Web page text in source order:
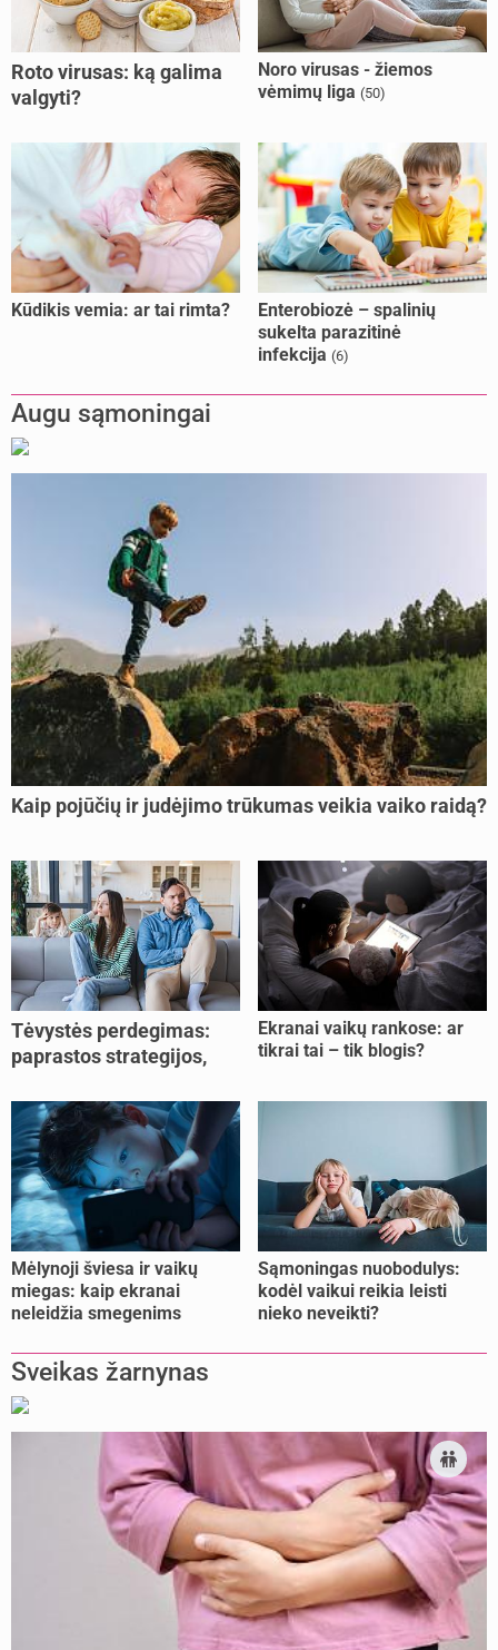
Roto virusas: ką galima
valgyti?
Noro virusas - žiemos
vėmimų liga (50)
Kūdikis vemia: ar tai rimta?
Enterobiozė – spalinių
sukelta parazitinė
infekcija (6)
Augu sąmoningai
Kaip pojūčių ir judėjimo trūkumas veikia vaiko raidą?
Tėvystės perdegimas:
paprastos strategijos,
jėgas
Ekranai vaikų rankose: ar
tikrai tai – tik blogis?
Mėlynoji šviesa ir vaikų
miegas: kaip ekranai
neleidžia smegenims
Sąmoningas nuobodulys:
kodėl vaikui reikia leisti
nieko neveikti?
Sveikas žarnynas